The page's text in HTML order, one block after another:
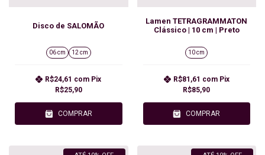
Disco de SALOMÃO
06 cm 12 cm
R$25,90
R$24,61 com Pix
COMPRAR
Lamen TETRAGRAMMATON
Clássico | 10 cm | Preto
10 cm
R$85,90
R$81,61 com Pix
COMPRAR